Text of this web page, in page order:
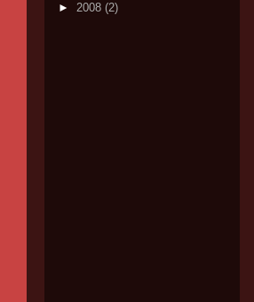
► 2008 (2)